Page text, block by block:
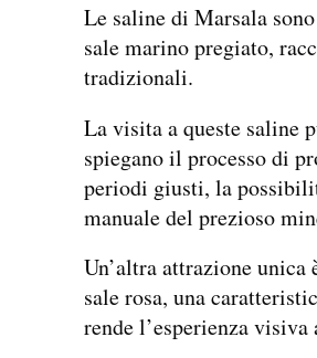
Le saline di Marsala
sale marino pregiato,
tradizionali.
La visita a queste saline
spiegano il processo di
periodi giusti, la
manuale del prezioso
Un’altra attrazione unica
sale rosa, una
rende l’esperienza